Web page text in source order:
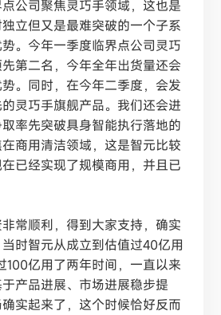
公司聚焦灵巧手领域，这也是
立但又是最难突破的一个子系
。今年一季度临界点公司灵巧
第二名，今年全年出货量还会
。同时，在今年二季度，会发
灵巧手旗舰产品。我们还会进
率先突破具身智能执行落地的
商用清洁领域，这是智元比较
已经实现了规模商用，并且已
常顺利，得到大家支持，确实
时智元从成立到估值过40亿用
100亿用了两年时间，一直以来
产品进展、市场进展稳步提
实起来了，这个时候恰好反而